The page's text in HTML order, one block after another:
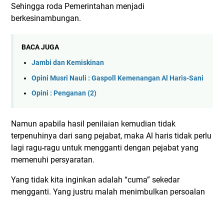
Sehingga roda Pemerintahan menjadi
berkesinambungan.
BACA JUGA
Jambi dan Kemiskinan
Opini Musri Nauli : Gaspoll Kemenangan Al Haris-Sani
Opini : Penganan (2)
Namun apabila hasil penilaian kemudian tidak
terpenuhinya dari sang pejabat, maka Al haris tidak perlu
lagi ragu-ragu untuk mengganti dengan pejabat yang
memenuhi persyaratan.
Yang tidak kita inginkan adalah “cuma” sekedar
mengganti. Yang justru malah menimbulkan persoalan